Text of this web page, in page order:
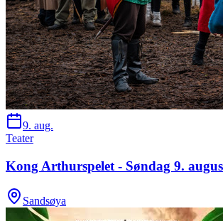
9. aug.
Teater
Kong Arthurspelet - Søndag 9.
Sandsøya